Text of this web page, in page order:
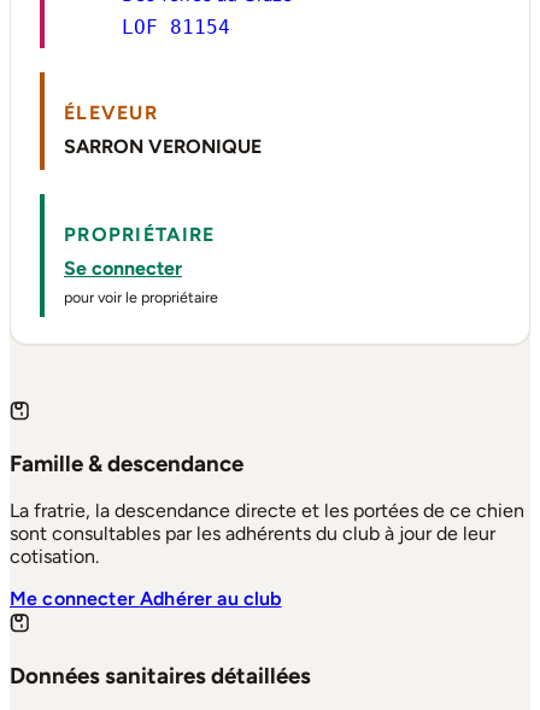
LOF 81154
ÉLEVEUR
SARRON VERONIQUE
PROPRIÉTAIRE
Se connecter
pour voir le propriétaire
Famille & descendance
La fratrie, la descendance directe et les portées de ce chien
sont consultables par les adhérents du club à jour de leur
cotisation.
Me connecterAdhérer au club
Données sanitaires détaillées